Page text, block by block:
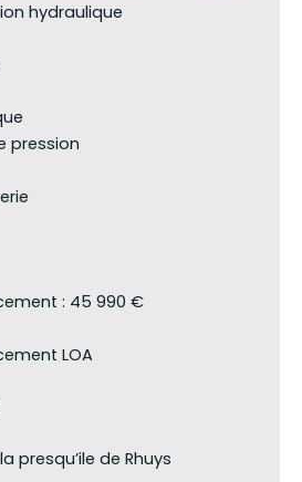
hydraulique
pression
: 45 990 €
LOA
presqu’ile de Rhuys